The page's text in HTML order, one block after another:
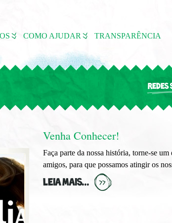
COMO AJUDAR TRANSPARÊNCIA
REDES
Venha Conhecer!
Faça parte da nossa história, torne-se um
amigos, para que possamos atingir os
LEIA MAIS...